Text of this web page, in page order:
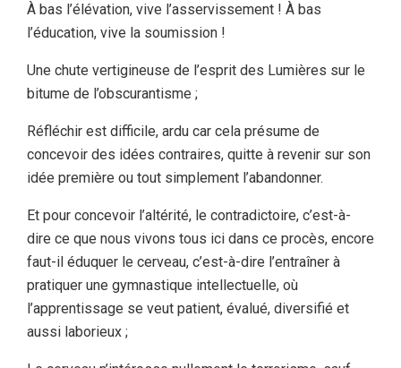
À bas l’élévation, vive l’asservissement ! À bas
l’éducation, vive la soumission !
Une chute vertigineuse de l’esprit des Lumières sur le
bitume de l’obscurantisme ;
Réfléchir est difficile, ardu car cela présume de
concevoir des idées contraires, quitte à revenir sur son
idée première ou tout simplement l’abandonner.
Et pour concevoir l’altérité, le contradictoire, c’est-à-
dire ce que nous vivons tous ici dans ce procès, encore
faut-il éduquer le cerveau, c’est-à-dire l’entraîner à
pratiquer une gymnastique intellectuelle, où
l’apprentissage se veut patient, évalué, diversifié et
aussi laborieux ;